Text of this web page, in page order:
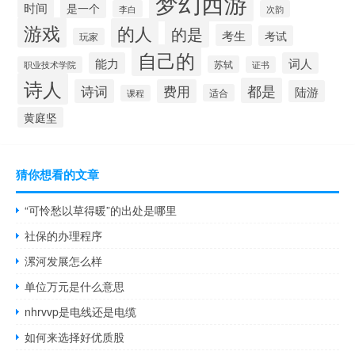
时间 是一个 李白 次韵
游戏 玩家 的人 的是 考生 考试
职业技术学院 能力 自己的 苏轼 证书 词人
诗人 诗词 课程 费用 适合 都是 陆游
黄庭坚
猜你想看的文章
“可怜愁以草得暖”的出处是哪里
社保的办理程序
漯河发展怎么样
单位万元是什么意思
nhrvvp是电线还是电缆
如何来选择好优质股